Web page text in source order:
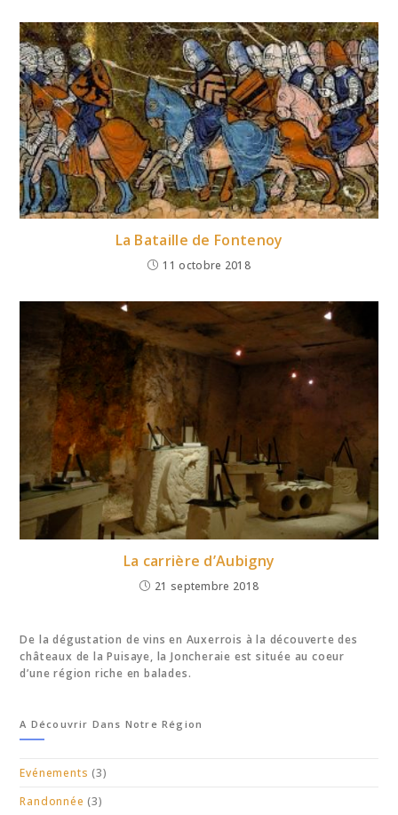
La Bataille de Fontenoy
11 octobre 2018
La carrière d’Aubigny
21 septembre 2018
De la dégustation de vins en Auxerrois à la découverte des
châteaux de la Puisaye, la Joncheraie est située au coeur
d’une région riche en balades.
A Découvrir Dans Notre Région
Evénements (3)
Randonnée (3)